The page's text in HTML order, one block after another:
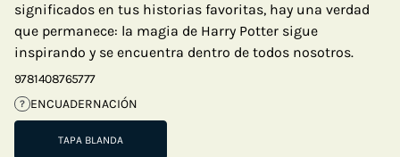
significados en tus historias favoritas, hay una verdad
que permanece: la magia de Harry Potter sigue
inspirando y se encuentra dentro de todos nosotros.
9781408765777
? ENCUADERNACIÓN
TAPA BLANDA